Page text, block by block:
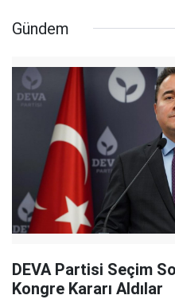
Gündem
DEVA Partisi Seçim
Kongre Kararı Aldılar